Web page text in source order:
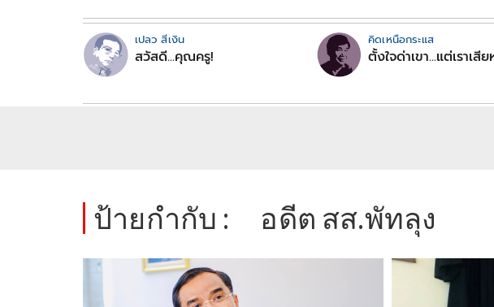
เปลว สีเงิน
สวัสดี...คุณครู!
คิดเหนือกระแส
ตั้งใจด่าเขา...แต่เราเสี
ป้ายกำกับ : อดีต สส.พัทลุง